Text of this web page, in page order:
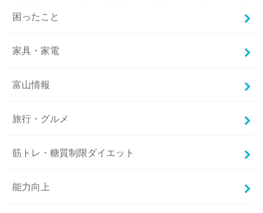
困ったこと
家具・家電
富山情報
旅行・グルメ
筋トレ・糖質制限ダイエット
能力向上